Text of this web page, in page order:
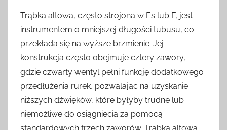
Trąbka altowa, często strojona w Es lub F, jest
instrumentem o mniejszej długości tubusu, co
przekłada się na wyższe brzmienie. Jej
konstrukcja często obejmuje cztery zawory,
gdzie czwarty wentyl pełni funkcję dodatkowego
przedłużenia rurek, pozwalając na uzyskanie
niższych dźwięków, które byłyby trudne lub
niemożliwe do osiągnięcia za pomocą
standardowych trzech zaworów. Trąbka altowa